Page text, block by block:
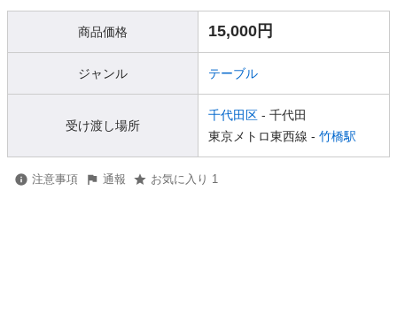
商品価格 15,000円
ジャンル テーブル
受け渡し場所
千代田区 - 千代田
東京メトロ東西線 - 竹橋駅
注意事項 通報 お気に入り 1